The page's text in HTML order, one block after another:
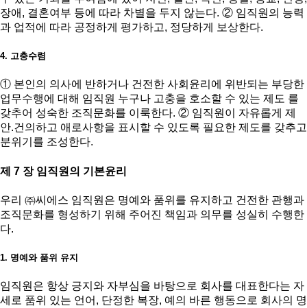
장애, 결혼여부 등에 따라 차별을 두지 않는다. ② 임직원의 능력
과 업적에 따라 공정하게 평가하고, 정당하게 보상한다.
4. 고충수렴
① 본인의 의사에 반하거나 건전한 사회윤리에 위반되는 부당한
업무수행에 대해 임직원 누구나 고충을 호소할 수 있는 제도 를
갖추어 성숙한 조직문화를 이룩한다. ② 임직원이 자유롭게 제
안.건의하고 애로사항을 표시할 수 있도록 필요한 제도를 갖추고
분위기를 조성한다.
제 7 장 임직원의 기본윤리
우리 ㈜씨에스 임직원은 명예와 품위를 유지하고 건전한 관행과
조직문화를 형성하기 위해 주어진 책임과 의무를 성실히 수행한
다.
1. 명예와 품위 유지
임직원은 항상 긍지와 자부심을 바탕으로 회사를 대표한다는 자
세로 품위 있는 언어, 단정한 복장, 예의 바른 행동으로 회사의 명